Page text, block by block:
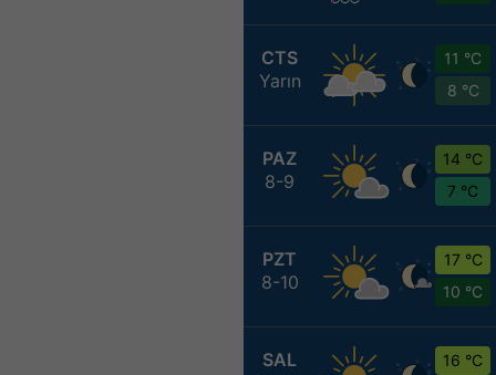
CTS
Yarın
11 °C
8 °C
PAZ
8-9
14 °C
7 °C
PZT
8-10
17 °C
10 °C
SAL
16 °C